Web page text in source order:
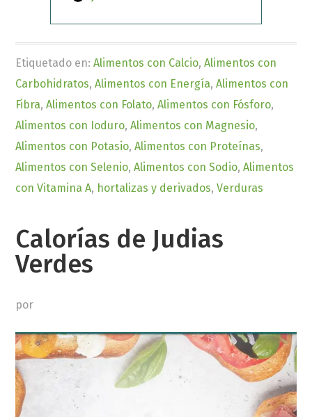
Etiquetado en:Alimentos con Calcio,Alimentos con
Carbohidratos,Alimentos con Energía,Alimentos con
Fibra,Alimentos con Folato,Alimentos con Fósforo,
Alimentos con Ioduro,Alimentos con Magnesio,
Alimentos con Potasio,Alimentos con Proteínas,
Alimentos con Selenio,Alimentos con Sodio,Alimentos
con Vitamina A, hortalizas y derivados,Verduras
Calorías de Judias
Verdes
por